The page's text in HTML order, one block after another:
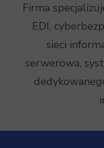
Firma
EDI,
sieci
serwerowa,